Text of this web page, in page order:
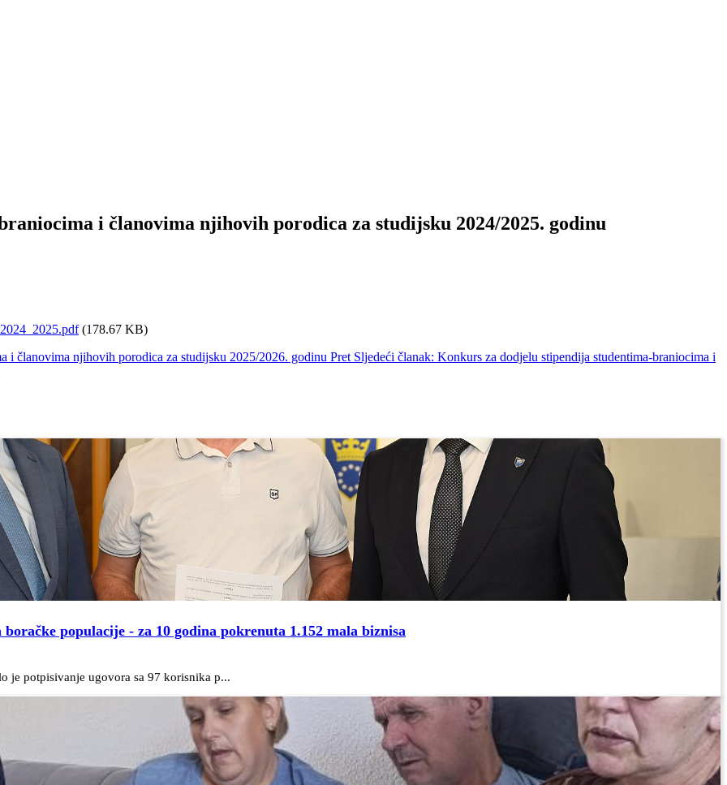
i članovima njihovih porodica za studijsku 2024/2025. godinu
(178.67 KB)
i članovima njihovih porodica za studijsku 2025/2026. godinu Pret Sljedeći članak: Konkurs za dodjelu stipendija studentima-braniocima i
populacije - za 10 godina pokrenuta 1.152 mala biznisa
je potpisivanje ugovora sa 97 korisnika p...